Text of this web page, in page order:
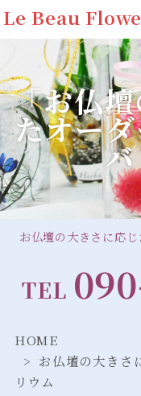
Le Beau
「お仏
たオー
バ
お仏壇の大きさに応
TEL
HOME
お仏壇の大きさ
リウム